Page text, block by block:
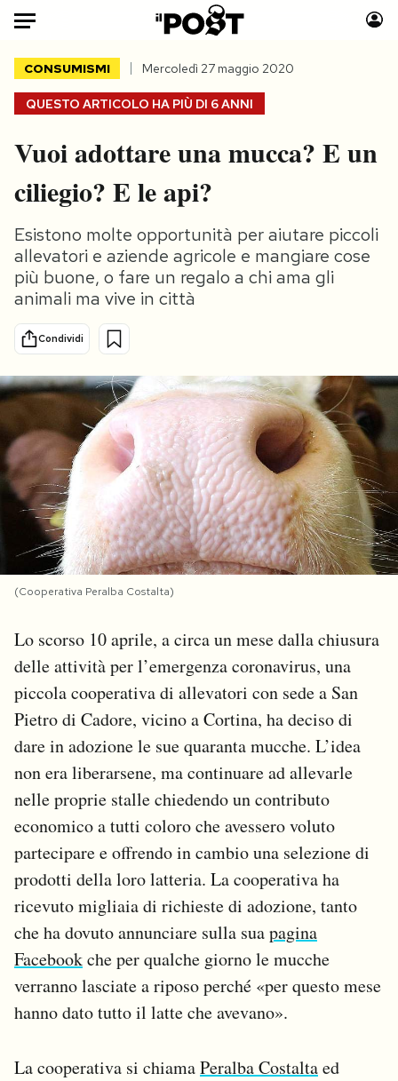
Auto
HOME
Italia
Politica
Tecnologia
Internet
Scienza
Cultura
Economia
Sport
Moda
Storie/Idee
Ok Boomer!
Media
PODCAST
NEWSLETTER
I MIEI PREFERITI
CALENDARIO
AREA PERSONALE
Area Personale
Notifiche mobile
Regala il Post
Hai bisogno di aiuto?
Esci
QUESTO ARTICOLO HA PIÙ DI 6 ANNI
CONSUMISMI Mercoledì 27 maggio 2020
Vuoi adottare una mucca? E un
ciliegio? E le api?
Esistono molte opportunità per aiutare piccoli
allevatori e aziende agricole e mangiare cose
più buone, o fare un regalo a chi ama gli
animali ma vive in città
Condividi
(Cooperativa Peralba Costalta)
Lo scorso 10 aprile, a circa un mese dalla chiusura
delle attività per l’emergenza coronavirus, una
piccola cooperativa di allevatori con sede a San
Pietro di Cadore, vicino a Cortina, ha deciso di
dare in adozione le sue quaranta mucche. L’idea
non era liberarsene, ma continuare ad allevarle
nelle proprie stalle chiedendo un contributo
economico a tutti coloro che avessero voluto
partecipare e offrendo in cambio una selezione di
prodotti della loro latteria. La cooperativa ha
ricevuto migliaia di richieste di adozione, tanto
che ha dovuto annunciare sulla suapagina
Facebookche per qualche giorno le mucche
verranno lasciate a riposo perché «per questo mese
hanno dato tutto il latte che avevano».
La cooperativa si chiamaPeralba Costaltaed